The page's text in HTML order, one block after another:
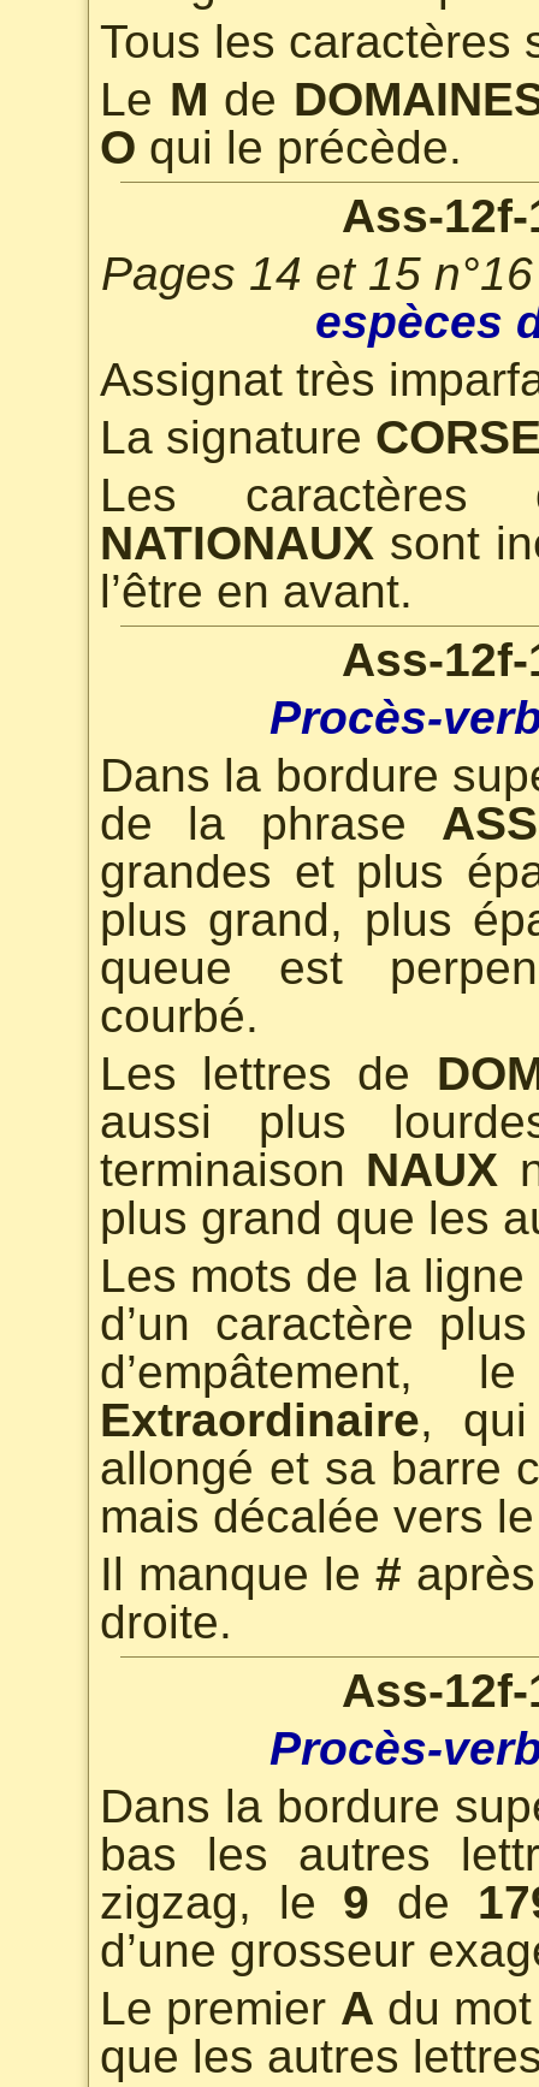
Tous les caractères
Le M de
O qui le précède.
Ass-12f-
Pages 14 et 15
espèces
Assignat très
La signature
Les
NATIONAUX sont
l’être en avant.
Ass-12f-
Procès-
Dans la bordure
de la phrase
grandes et plus
plus grand, plus
queue est
courbé.
Les lettres de
aussi plus
terminaison NAUX
plus grand que les
Les mots de la ligne
d’un caractère
d’empâtement,
Extraordinaire,
allongé et sa barre
mais décalée vers
Il manque le #
droite.
Ass-12f-
Procès-
Dans la bordure
bas les autres
zigzag, le 9 de
d’une grosseur
Le premier A du
que les autres